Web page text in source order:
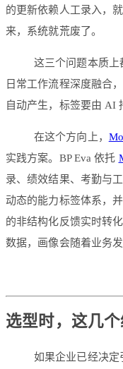
的更新依赖人工录入，
来，系统就荒废了。
这三个问题本质上
日常工作流程深度融合
自动产生，标签要由 AI
在这个方向上，
实践方案。BP Eva 依托
录、绩效结果、考勤与
动态的能力标签体系，
的非结构化反馈实时转
数据，画像会随着业务发
选型时，这几
如果企业已经决定